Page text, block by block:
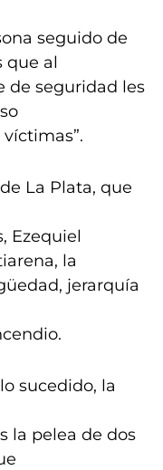
seguido de
que al
de seguridad les
La Plata, que
Ezequiel
la
jerarquía
sucedido, la
la pelea de dos